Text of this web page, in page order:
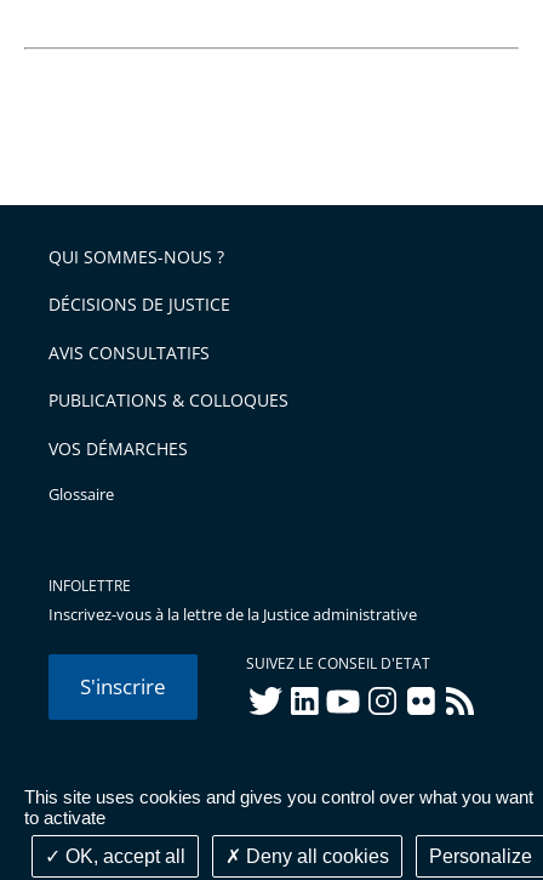
This site uses cookies and gives you control over what you want
to activate
OK, accept all
Deny all cookies Personalize
QUI SOMMES-NOUS ?
DÉCISIONS DE JUSTICE
AVIS CONSULTATIFS
PUBLICATIONS & COLLOQUES
VOS DÉMARCHES
Glossaire
INFOLETTRE
Inscrivez-vous à la lettre de la Justice administrative
S'inscrire
SUIVEZ LE CONSEIL D'ETAT
twitterlinkedInyoutubeinstagram
flickr rss
© Conseil d'État 2026 - Mentions légales
Données
personnelles-Publications administratives-Accessibilité :
partiellement conforme